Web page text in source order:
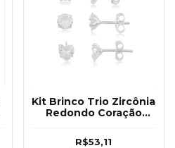
Kit Brinco Trio Zircônia
Redondo Coração
R$53,11